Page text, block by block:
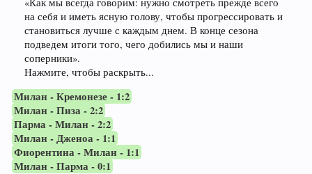
на себя и иметь ясную голову, чтобы прогрессировать и
становиться лучше с каждым днем. В конце сезона
подведем итоги того, чего добились мы и наши
соперники».
Нажмите, чтобы раскрыть...
Милан - Кремонезе - 1:2
Милан - Пиза - 2:2
Парма - Милан - 2:2
Милан - Дженоа - 1:1
Фиорентина - Милан - 1:1
Милан - Парма - 0:1